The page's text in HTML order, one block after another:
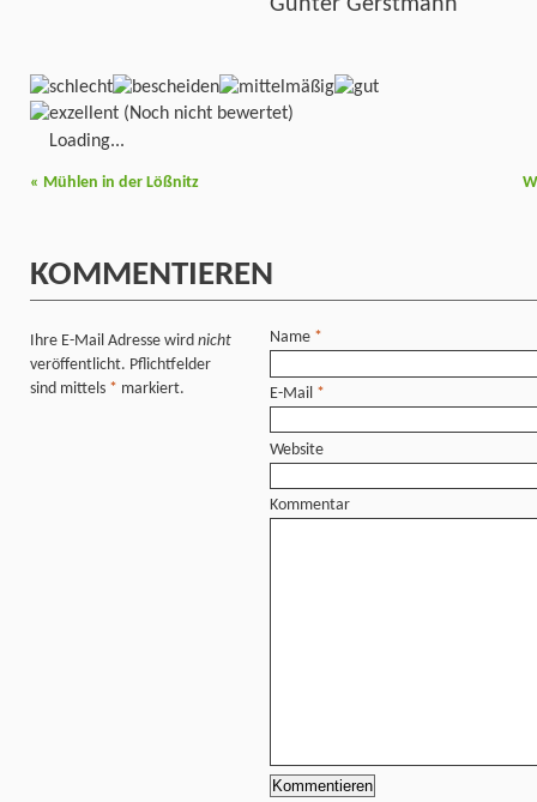
Günter Gerstmann
(Noch nicht bewertet)
Loading...
« Mühlen in der Lößnitz
KOMMENTIEREN
Ihre E-Mail Adresse wird nicht
veröffentlicht. Pflichtfelder
sind mittels * markiert.
Name *
E-Mail *
Website
Kommentar